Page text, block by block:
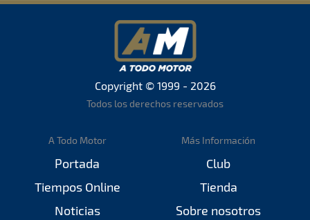
Copyright © 1999 - 2026
Todos los derechos reservados
A Todo Motor
Portada
Tiempos Online
Noticias
Más Información
Club
Tienda
Sobre nosotros